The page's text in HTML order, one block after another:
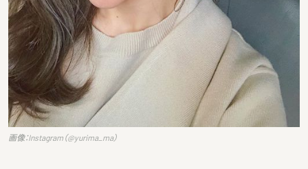
画像：Instagram（@yurima_ma）